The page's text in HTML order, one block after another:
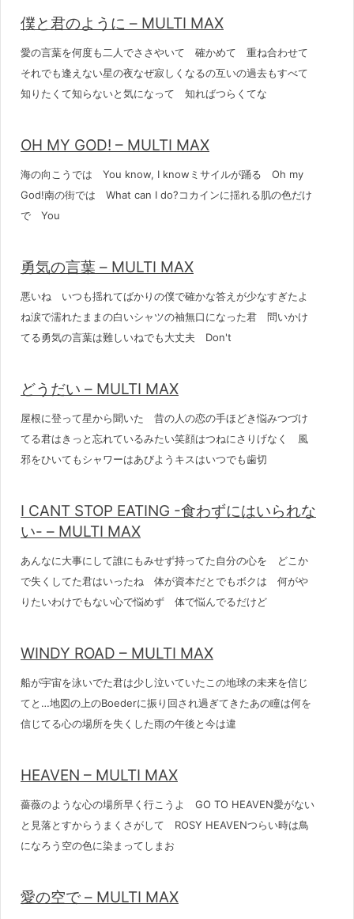
僕と君のように – MULTI MAX
愛の言葉を何度も二人でささやいて 確かめて 重ね合わせて
それでも逢えない星の夜なぜ寂しくなるの互いの過去もすべて
知りたくて知らないと気になって 知ればつらくてな
OH MY GOD! – MULTI MAX
海の向こうでは You know, I knowミサイルが踊る Oh my
God!南の街では What can I do?コカインに揺れる肌の色だけ
で You
勇気の言葉 – MULTI MAX
悪いね いつも揺れてばかりの僕で確かな答えが少なすぎたよ
ね涙で濡れたままの白いシャツの袖無口になった君 問いかけ
てる勇気の言葉は難しいねでも大丈夫 Don't
どうだい – MULTI MAX
屋根に登って星から聞いた 昔の人の恋の手ほどき悩みつづけ
てる君はきっと忘れているみたい笑顔はつねにさりげなく 風
邪をひいてもシャワーはあびようキスはいつでも歯切
I CANT STOP EATING -食わずにはいられな
い- – MULTI MAX
あんなに大事にして誰にもみせず持ってた自分の心を どこか
で失くしてた君はいったね 体が資本だとでもボクは 何がや
りたいわけでもない心で悩めず 体で悩んでるだけど
WINDY ROAD – MULTI MAX
船が宇宙を泳いでた君は少し泣いていたこの地球の未来を信じ
てと…地図の上のBoederに振り回され過ぎてきたあの瞳は何を
信じてる心の場所を失くした雨の午後と今は違
HEAVEN – MULTI MAX
薔薇のような心の場所早く行こうよ GO TO HEAVEN愛がない
と見落とすからうまくさがして ROSY HEAVENつらい時は鳥
になろう空の色に染まってしまお
愛の空で – MULTI MAX